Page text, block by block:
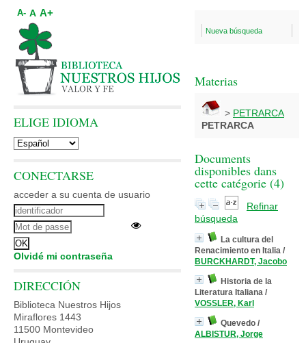
Nueva búsqueda
Materias
> PETRARCA
PETRARCA
Documents
disponibles dans
cette catégorie (4)
Refinar
búsqueda
La cultura del
Renacimiento en Italia /
BURCKHARDT, Jacobo
Historia de la
Literatura Italiana /
VOSSLER, Karl
Quevedo /
ALBISTUR, Jorge
A- A A+
ELIGE IDIOMA
CONECTARSE
acceder a su cuenta de usuario
Olvidé mi contraseña
DIRECCIÓN
Biblioteca Nuestros Hijos
Miraflores 1443
11500 Montevideo